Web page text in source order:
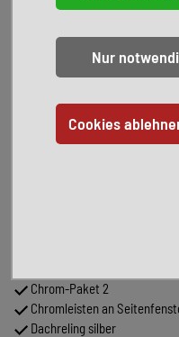
LM-Felgen 7J x 18 (Frankfurt)
3-Punkt-Sicherheitsgurt
Abbiege- und Allwetterlicht
Knieairbag Fahrerseite
Ambiente-Beleuchtung (30
App-Connect inkl. App-
Chrom-Paket 2
Chromleisten an
Dachreling silber